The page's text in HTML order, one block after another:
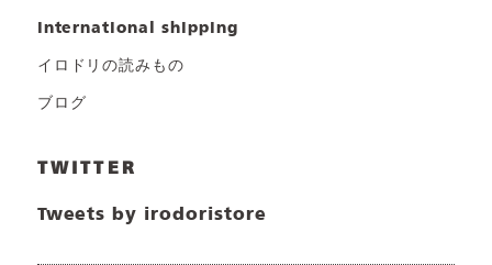
international shipping
イロドリの読みもの
ブログ
TWITTER
Tweets by irodoristore